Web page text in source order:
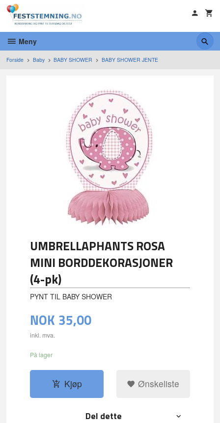
Gå
innholdet
Meny
Forside Baby BABY SHOWER BABY SHOWER JENTE
UMBRELLAPHANTS ROSA
MINI BORDDEKORASJONER
(4-pk)
PYNT TIL BABY SHOWER
NOK 35,00
inkl. mva.
På lager
Kjøp Ønskeliste
Del dette